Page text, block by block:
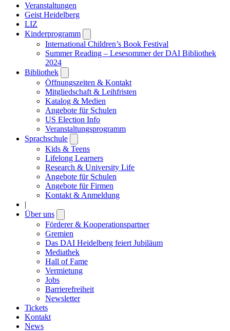
Veranstaltungen
Geist Heidelberg
LIZ
Kinderprogramm
submenu
International Children’s Book Festival
Summer Reading – Lesesommer der DAI Bibliothek
2024
Bibliothek
submenu
Öffnungszeiten & Kontakt
Mitgliedschaft & Leihfristen
Katalog & Medien
Angebote für Schulen
US Election Info
Veranstaltungsprogramm
Sprachschule
submenu
Kids & Teens
Lifelong Learners
Research & University Life
Angebote für Schulen
Angebote für Firmen
Kontakt & Anmeldung
|
Über uns
submenu
Förderer & Kooperationspartner
Gremien
Das DAI Heidelberg feiert Jubiläum
Mediathek
Hall of Fame
Vermietung
Jobs
Barrierefreiheit
Newsletter
Tickets
Kontakt
News